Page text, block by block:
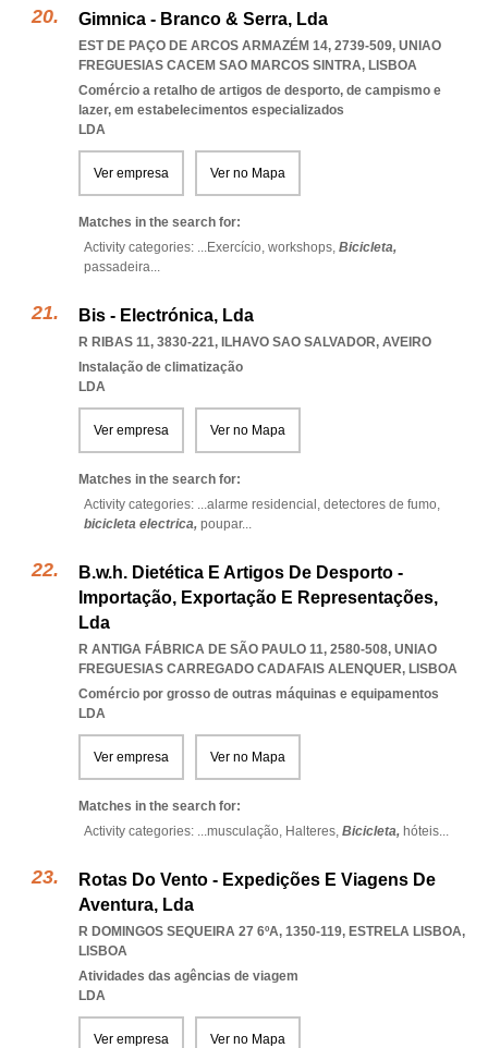
Gimnica - Branco & Serra, Lda
EST DE PAÇO DE ARCOS ARMAZÉM 14, 2739-509, UNIAO
FREGUESIAS CACEM SAO MARCOS SINTRA, LISBOA
Comércio a retalho de artigos de desporto, de campismo e
lazer, em estabelecimentos especializados
LDA
Ver empresa Ver no Mapa
Matches in the search for:
Activity categories: ...Exercício, workshops, Bicicleta,
passadeira...
Bis - Electrónica, Lda
R RIBAS 11, 3830-221, ILHAVO SAO SALVADOR, AVEIRO
Instalação de climatização
LDA
Ver empresa Ver no Mapa
Matches in the search for:
Activity categories: ...alarme residencial, detectores de fumo,
bicicleta electrica, poupar...
B.w.h. Dietética E Artigos De Desporto -
Importação, Exportação E Representações,
Lda
R ANTIGA FÁBRICA DE SÃO PAULO 11, 2580-508, UNIAO
FREGUESIAS CARREGADO CADAFAIS ALENQUER, LISBOA
Comércio por grosso de outras máquinas e equipamentos
LDA
Ver empresa Ver no Mapa
Matches in the search for:
Activity categories: ...musculação, Halteres, Bicicleta, hóteis...
Rotas Do Vento - Expedições E Viagens De
Aventura, Lda
R DOMINGOS SEQUEIRA 27 6ºA, 1350-119, ESTRELA LISBOA,
LISBOA
Atividades das agências de viagem
LDA
Ver empresa Ver no Mapa